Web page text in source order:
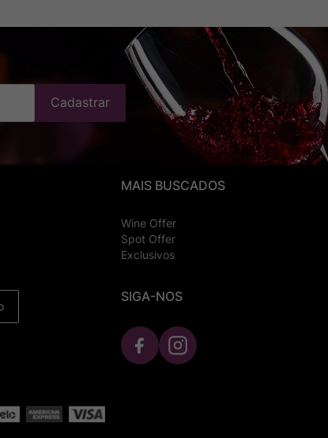
Cadastrar
MAIS BUSCADOS
Wine Offer
Spot Offer
Exclusivos
SIGA-NOS